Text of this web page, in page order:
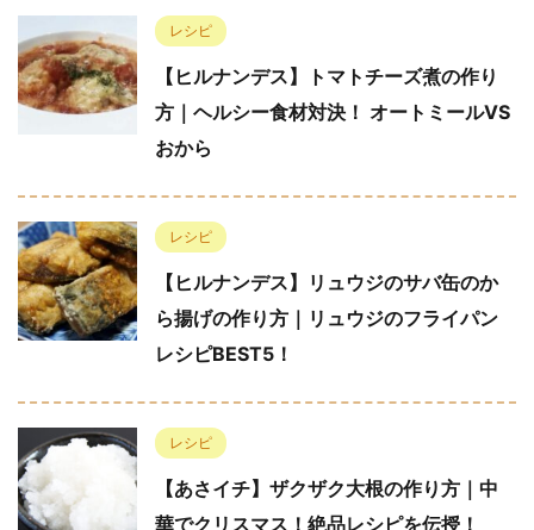
レシピ
【ヒルナンデス】トマトチーズ煮の作り
方｜ヘルシー食材対決！ オートミールVS
おから
レシピ
【ヒルナンデス】リュウジのサバ缶のか
ら揚げの作り方｜リュウジのフライパン
レシピBEST5！
レシピ
【あさイチ】ザクザク大根の作り方｜中
華でクリスマス！絶品レシピを伝授！